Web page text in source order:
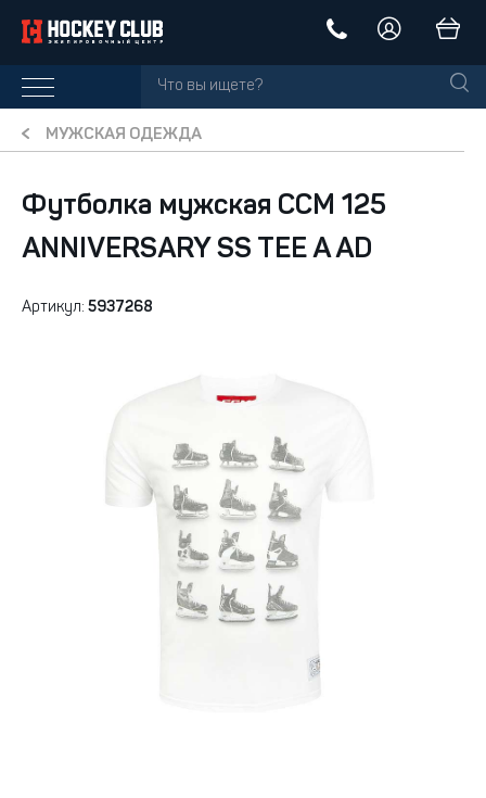
МУЖСКАЯ ОДЕЖДА
Футболка мужская CCM 125
ANNIVERSARY SS TEE A AD
Артикул: 5937268